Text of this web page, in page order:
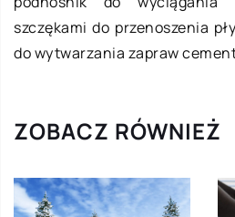
szczękami do przenoszenia
do wytwarzania zapraw
ZOBACZ RÓWNIEŻ